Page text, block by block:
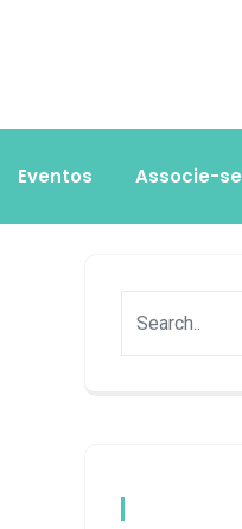
Eventos Associe-se